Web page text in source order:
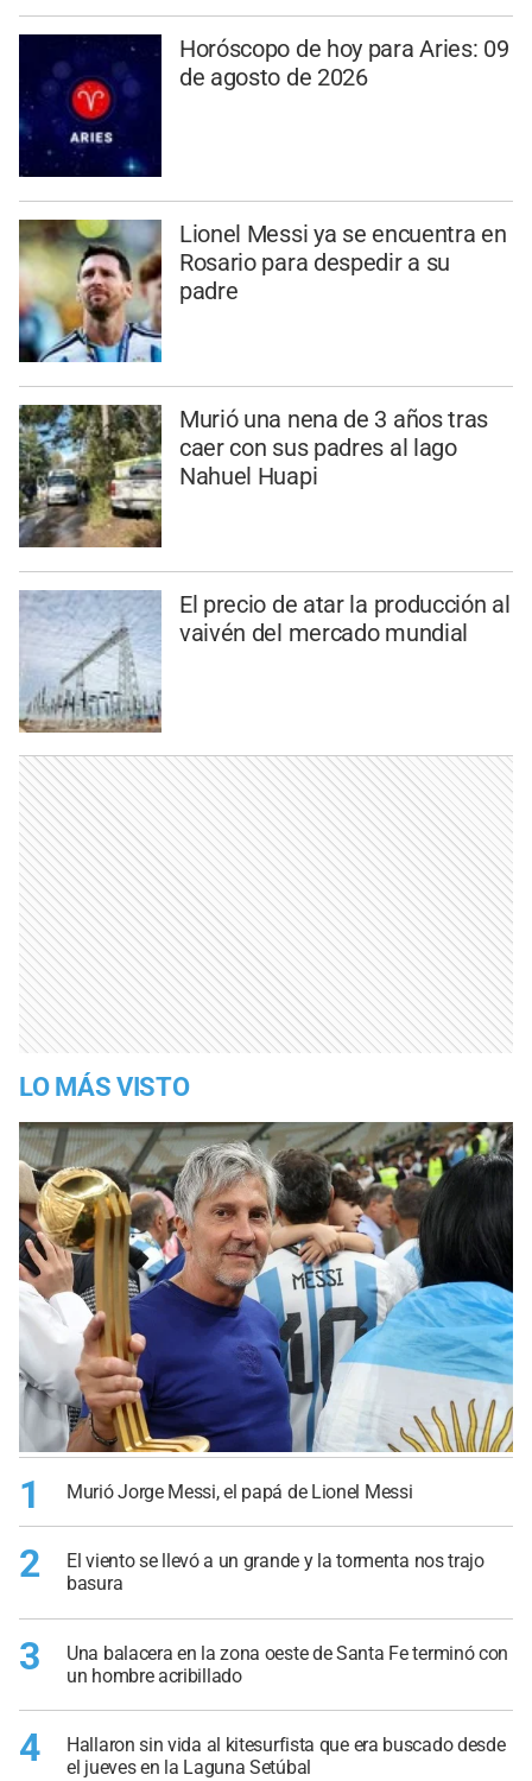
Horóscopo de hoy para Aries: 09
de agosto de 2026
Lionel Messi ya se encuentra en
Rosario para despedir a su
padre
Murió una nena de 3 años tras
caer con sus padres al lago
Nahuel Huapi
El precio de atar la producción al
vaivén del mercado mundial
LO MÁS VISTO
1 Murió Jorge Messi, el papá de Lionel Messi
2
El viento se llevó a un grande y la tormenta nos trajo
basura
3
Una balacera en la zona oeste de Santa Fe terminó con
un hombre acribillado
4
Hallaron sin vida al kitesurfista que era buscado desde
el jueves en la Laguna Setúbal